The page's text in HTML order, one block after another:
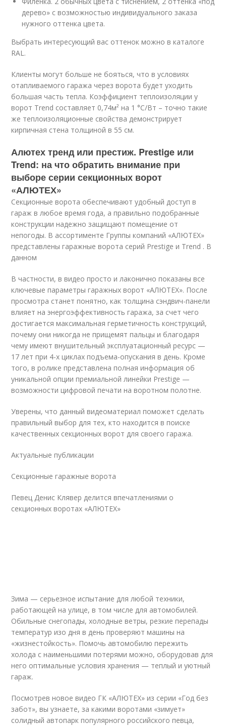
дерево» с возможностью индивидуального заказа
нужного оттенка цвета.
Выбрать интересующий вас оттенок можно в каталоге
RAL.
Клиенты могут больше не бояться, что в условиях
отапливаемого гаража через ворота будет уходить
большая часть тепла. Коэффициент теплоизоляции у
ворот Trend составляет 0,74м² на 1 °С/Вт – точно такие
же теплоизоляционные свойства демонстрирует
кирпичная стена толщиной в 55 см.
Алютех тренд или престиж. Prestige или
Trend: на что обратить внимание при
выборе серии секционных ворот
«АЛЮТЕХ»
Секционные ворота обеспечивают удобный доступ в
гараж в любое время года, а правильно подобранные
конструкции надежно защищают помещение от
непогоды. В ассортименте Группы компаний «АЛЮТЕХ»
представлены гаражные ворота серий Prestige и Trend . В
данном
В частности, в видео просто и лаконично показаны все
ключевые параметры гаражных ворот «АЛЮТЕХ». После
просмотра станет понятно, как толщина сэндвич-панели
влияет на энергоэффективность гаража, за счет чего
достигается максимальная герметичность конструкций,
почему они никогда не прищемят пальцы и благодаря
чему имеют внушительный эксплуатационный ресурс —
17 лет при 4-х циклах подъема-опускания в день. Кроме
того, в ролике представлена полная информация об
уникальной опции премиальной линейки Prestige —
возможности цифровой печати на воротном полотне.
Уверены, что данный видеоматериал поможет сделать
правильный выбор для тех, кто находится в поиске
качественных секционных ворот для своего гаража.
Актуальные публикации
Секционные гаражные ворота
Певец Денис Клявер делится впечатлениями о
секционных воротах «АЛЮТЕХ»
Зима — серьезное испытание для любой техники,
работающей на улице, в том числе для автомобилей.
Обильные снегопады, холодные ветры, резкие перепады
температур изо дня в день проверяют машины на
«жизнестойкость». Помочь автомобилю пережить
холода с наименьшими потерями можно, оборудовав для
него оптимальные условия хранения — теплый и уютный
гараж.
Посмотрев новое видео ГК «АЛЮТЕХ» из серии «Год без
забот», вы узнаете, за какими воротами «зимует»
солидный автопарк популярного российского певца,